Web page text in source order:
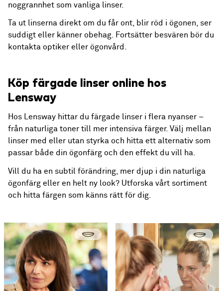
noggrannhet som vanliga linser.
Ta ut linserna direkt om du får ont, blir röd i ögonen, ser
suddigt eller känner obehag. Fortsätter besvären bör du
kontakta optiker eller ögonvård.
Köp färgade linser online hos
Lensway
Hos Lensway hittar du färgade linser i flera nyanser –
från naturliga toner till mer intensiva färger. Välj mellan
linser med eller utan styrka och hitta ett alternativ som
passar både din ögonfärg och den effekt du vill ha.
Vill du ha en subtil förändring, mer djup i din naturliga
ögonfärg eller en helt ny look? Utforska vårt sortiment
och hitta färgen som känns rätt för dig.